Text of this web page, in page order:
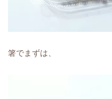
箸でまずは、